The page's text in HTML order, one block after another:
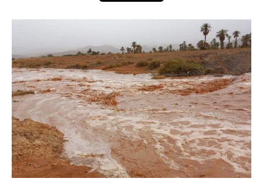
القروض والسلف
المنح المالية
قطع الاراضي
اخبار العراق
الاخبار السياسية